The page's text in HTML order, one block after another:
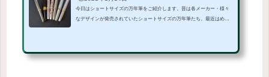
今日はショートサイズの万年筆をご紹介します。昔は各メーカー・様々
なデザインが発売されていたショートサイズの万年筆たち。最近はめっ
Script||c.scripts;(b.q=b.q||).push(arguments)};c.getElementById(a)||(d=c.crea